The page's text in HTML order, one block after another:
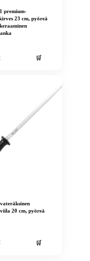
premium-
23 cm, pyöreä
🛒
20 cm, pyöreä
🛒